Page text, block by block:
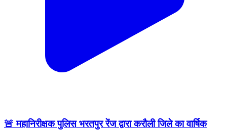
🚨 महानिरीक्षक पुलिस भरतपुर रेंज द्वारा करौली जिले का वार्षिक